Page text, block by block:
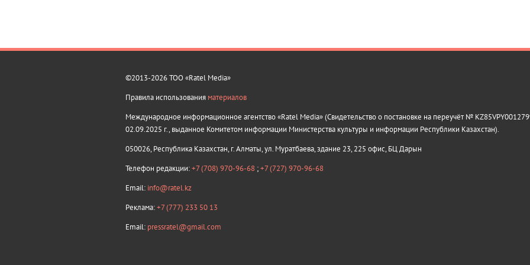
©2013-2026 ТОО «Ratel Media»
Правила использования материалов
Международное информационное агентство «Ratel Media» (Свидетельство о постановке на переучёт №
02.09.2025 г., выданное Комитетом информации Министерства культуры и информации Республики Казахстан).
050026, Республика Казахстан, г. Алматы, ул. Муратбаева, здание 23, 225 офис, БЦ Дарын
Телефон редакции:+7 (708) 970-96-68 ;+7 (727) 970-96-68
Email: info@ratel.kz
Реклама:+7 (777) 233 50 13
Email: pressratel@gmail.com